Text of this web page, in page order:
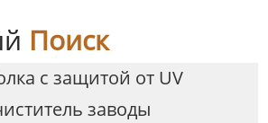
Поиск
с защитой от UV
заводы